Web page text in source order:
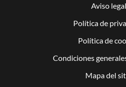
Aviso legal
Política de
Política de
Condiciones
Mapa del